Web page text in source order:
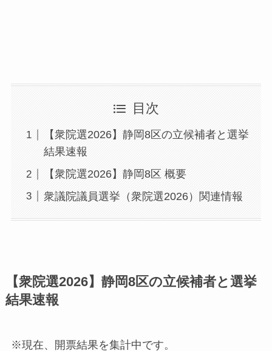
目次
【衆院選2026】静岡8区の立候補者と選挙
結果速報
【衆院選2026】静岡8区 概要
衆議院議員選挙（衆院選2026）関連情報
【衆院選2026】静岡8区の立候補者と選挙
結果速報
※現在、開票結果を集計中です。